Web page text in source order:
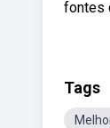
fontes
Tags